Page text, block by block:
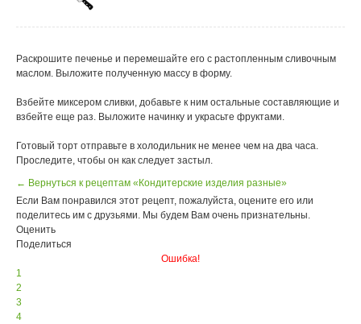
Раскрошите печенье и перемешайте его с растопленным сливочным
маслом. Выложите полученную массу в форму.
Взбейте миксером сливки, добавьте к ним остальные составляющие и
взбейте еще раз. Выложите начинку и украсьте фруктами.
Готовый торт отправьте в холодильник не менее чем на два часа.
Проследите, чтобы он как следует застыл.
← Вернуться к рецептам «Кондитерские изделия разные»
Если Вам понравился этот рецепт, пожалуйста, оцените его или
поделитесь им с друзьями. Мы будем Вам очень признательны.
Оценить
Поделиться
Ошибка!
1
2
3
4